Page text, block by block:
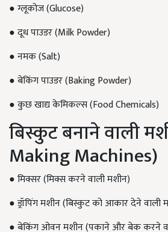
● ग्लूकोज (Glucose)
● दूध पाउडर (Milk Powder)
● नमक (Salt)
● बेकिंग पाउडर (Baking Powder)
● कुछ खाद्य केमिकल्स (Food Chemicals)
बिस्कुट बनाने वाली
Making Machines)
● मिक्सर (मिक्स करने वाली मशीन)
● ड्रॉपिंग मशीन (बिस्कुट को आकार देने वाली
● बेकिंग ओवन मशीन (पकाने और बेक करने